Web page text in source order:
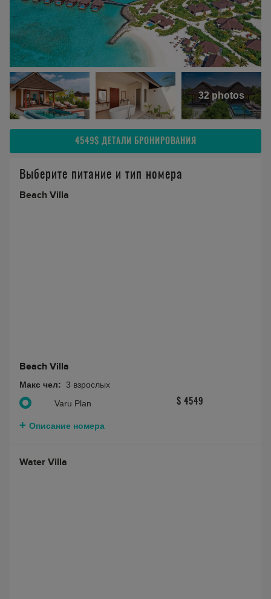
32 photos
4549$ ДЕТАЛИ БРОНИРОВАНИЯ
Выберите питание и тип номера
Beach Villa
Beach Villa
Макс чел: 3 взрослых
Varu Plan
$ 4549
Описание номера
Water Villa